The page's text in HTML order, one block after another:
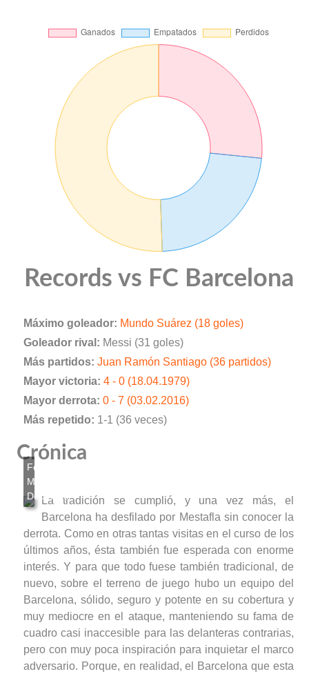
Records vs FC Barcelona
Máximo goleador: Mundo Suárez (18 goles)
Goleador rival: Messi (31 goles)
Más partidos: Juan Ramón Santiago (36 partidos)
Mayor victoria: 4 - 0 (18.04.1979)
Mayor derrota: 0 - 7 (03.02.2016)
Más repetido: 1-1 (36 veces)
Crónica
La tradición se cumplió, y una vez más, el
Barcelona ha desfilado por Mestafla sin conocer la
derrota. Como en otras tantas visitas en el curso de los
últimos años, ésta también fue esperada con enorme
interés. Y para que todo fuese también tradicional, de
nuevo, sobre el terreno de juego hubo un equipo del
Barcelona, sólido, seguro y potente en su cobertura y
muy mediocre en el ataque, manteniendo su fama de
cuadro casi inaccesible para las delanteras contrarias,
pero con muy poca inspiración para inquietar el marco
adversario. Porque, en realidad, el Barcelona que esta